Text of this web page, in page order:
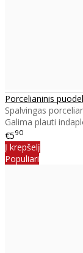
Porcelianinis
Spalvingas
Galima plauti
€590
Į krepšelį
Populiari